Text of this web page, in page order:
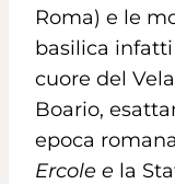
Roma) e le
basilica
cuore del
Boario,
epoca
Ercole e la